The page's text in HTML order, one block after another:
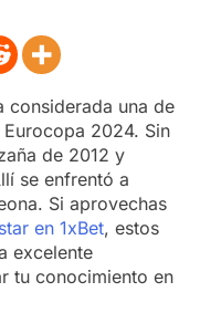
considerada una de
2024. Sin
de 2012 y
se enfrentó a
Si aprovechas
en 1xBet, estos
excelente
tu conocimiento en